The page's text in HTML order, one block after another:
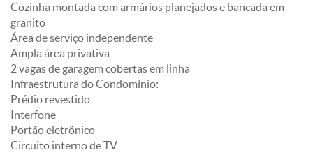
Cozinha montada com armários planejados e bancada em
granito
Área de serviço independente
Ampla área privativa
2 vagas de garagem cobertas em linha
Infraestrutura do Condomínio:
Prédio revestido
Interfone
Portão eletrônico
Circuito interno de TV